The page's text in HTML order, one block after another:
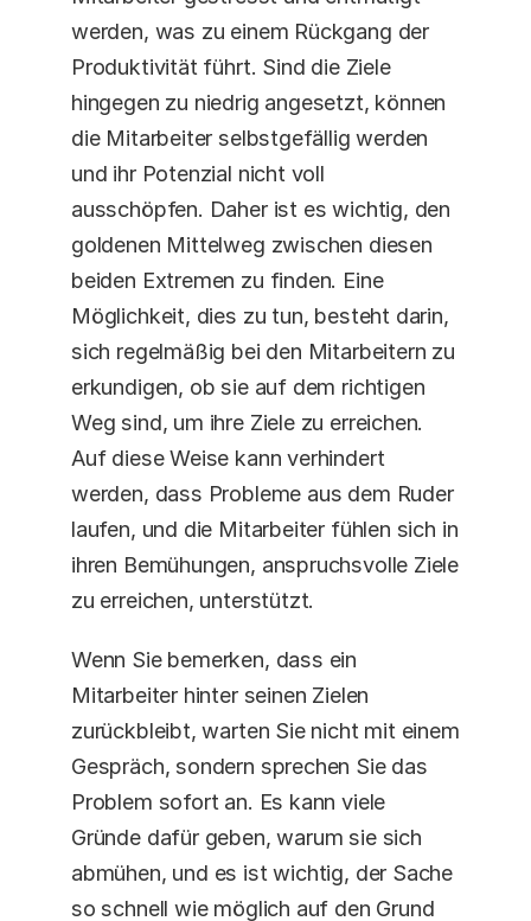
werden, was zu einem Rückgang der
Produktivität führt. Sind die Ziele
hingegen zu niedrig angesetzt, können
die Mitarbeiter selbstgefällig werden
und ihr Potenzial nicht voll
ausschöpfen. Daher ist es wichtig, den
goldenen Mittelweg zwischen diesen
beiden Extremen zu finden. Eine
Möglichkeit, dies zu tun, besteht darin,
sich regelmäßig bei den Mitarbeitern zu
erkundigen, ob sie auf dem richtigen
Weg sind, um ihre Ziele zu erreichen.
Auf diese Weise kann verhindert
werden, dass Probleme aus dem Ruder
laufen, und die Mitarbeiter fühlen sich in
ihren Bemühungen, anspruchsvolle Ziele
zu erreichen, unterstützt.
Wenn Sie bemerken, dass ein
Mitarbeiter hinter seinen Zielen
zurückbleibt, warten Sie nicht mit einem
Gespräch, sondern sprechen Sie das
Problem sofort an. Es kann viele
Gründe dafür geben, warum sie sich
abmühen, und es ist wichtig, der Sache
so schnell wie möglich auf den Grund